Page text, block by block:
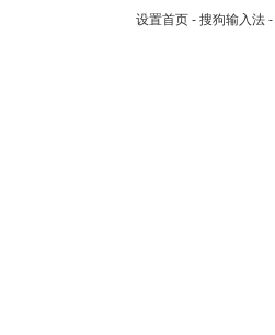
设置首页 - 搜狗输入法 -